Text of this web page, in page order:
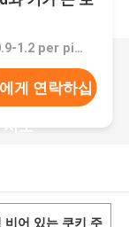
가격：US$0.9-1.2 per piece
게 연락하십
시오
비어 있는 쿠키 주